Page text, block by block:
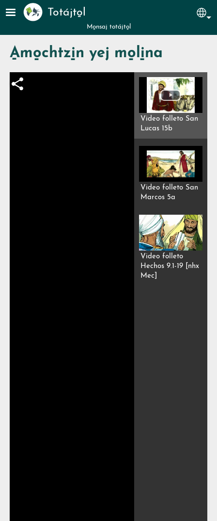
Pasar al contenido principal
Totájto̱l
Mo̱nsaj totájto̱l
A̱mo̱chtzi̱n yej mo̱li̱na
Video folleto San
Lucas 15b
Video folleto San
Marcos 5a
Video folleto
Hechos 9.1-19 [nhx
Mec]